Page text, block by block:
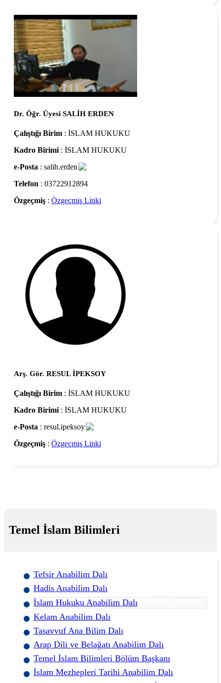
Dr. Öğr. Üyesi SALİH ERDEN
Çalıştığı Birim : İSLAM HUKUKU
Kadro Birimi : İSLAM HUKUKU
e-Posta : salih.erden
Telefon : 03722912894
Özgeçmiş : Özgeçmiş Linki
Arş. Gör. RESUL İPEKSOY
Çalıştığı Birim : İSLAM HUKUKU
Kadro Birimi : İSLAM HUKUKU
e-Posta : resul.ipeksoy
Özgeçmiş : Özgeçmiş Linki
Temel İslam Bilimleri
Tefsir Anabilim Dalı
Hadis Anabilim Dalı
İslam Hukuku Anabilim Dalı
Kelam Anabilim Dalı
Tasavvuf Ana Bilim Dalı
Arap Dili ve Belağatı Anabilim Dalı
Temel İslam Bilimleri Bölüm Başkanı
İslam Mezhepleri Tarihi Anabilim Dalı